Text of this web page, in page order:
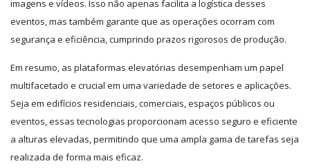
imagens e vídeos. Isso não apenas facilita a logística desses
eventos, mas também garante que as operações ocorram com
segurança e eficiência, cumprindo prazos rigorosos de produção.
Em resumo, as plataformas elevatórias desempenham um papel
multifacetado e crucial em uma variedade de setores e aplicações.
Seja em edifícios residenciais, comerciais, espaços públicos ou
eventos, essas tecnologias proporcionam acesso seguro e eficiente
a alturas elevadas, permitindo que uma ampla gama de tarefas seja
realizada de forma mais eficaz.